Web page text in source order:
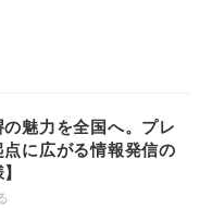
魅力を全国へ。プレ
に広がる情報発信の